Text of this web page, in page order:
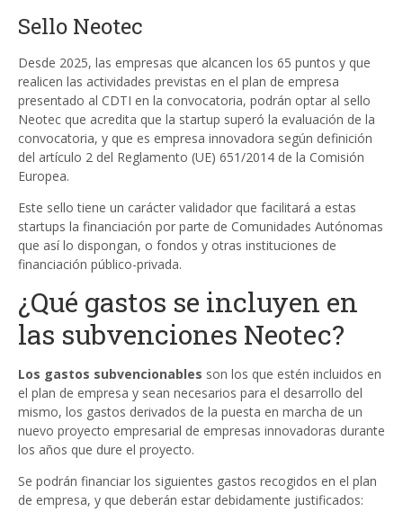
Sello Neotec
Desde 2025, las empresas que alcancen los 65 puntos y que
realicen las actividades previstas en el plan de empresa
presentado al CDTI en la convocatoria, podrán optar al sello
Neotec que acredita que la startup superó la evaluación de la
convocatoria, y que es empresa innovadora según definición
del artículo 2 del Reglamento (UE) 651/2014 de la Comisión
Europea.
Este sello tiene un carácter validador que facilitará a estas
startups la financiación por parte de Comunidades Autónomas
que así lo dispongan, o fondos y otras instituciones de
financiación público-privada.
¿Qué gastos se incluyen en
las subvenciones Neotec?
Los gastos subvencionables son los que estén incluidos en
el plan de empresa y sean necesarios para el desarrollo del
mismo, los gastos derivados de la puesta en marcha de un
nuevo proyecto empresarial de empresas innovadoras durante
los años que dure el proyecto.
Se podrán financiar los siguientes gastos recogidos en el plan
de empresa, y que deberán estar debidamente justificados: